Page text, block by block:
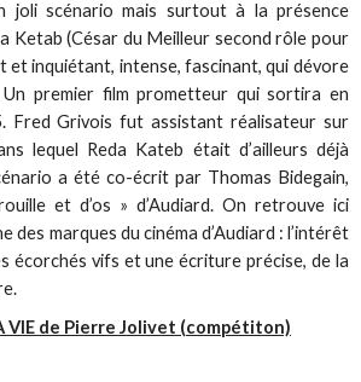
joli scénario mais surtout à la présence
Ketab (César du Meilleur second rôle pour
et inquiétant, intense, fascinant, qui dévore
Un premier film prometteur qui sortira en
Fred Grivois fut assistant réalisateur sur
lequel Reda Kateb était d’ailleurs déjà
a été co-écrit par Thomas Bidegain,
et d’os » d’Audiard. On retrouve ici
des marques du cinéma d’Audiard : l’intérêt
écorchés vifs et une écriture précise, de la
VIE de Pierre Jolivet (compétiton)